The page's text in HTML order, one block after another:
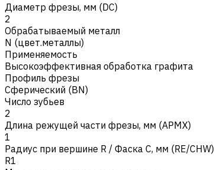
Диаметр фрезы, мм (DC)
2
Обрабатываемый металл
N (цвет.металлы)
Применяемость
Высокоэффективная обработка графита
Профиль фрезы
Сферический (BN)
Число зубьев
2
Длина режущей части фрезы, мм (APMX)
1
Радиус при вершине R / Фаска C, мм (RE/CHW)
R1